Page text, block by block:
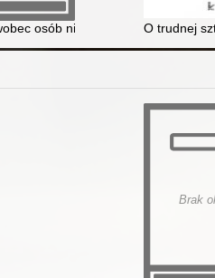
badania nad rodzinami
i pracy przez osoby
osób niepełnosprawnych
O trudnej
Brak